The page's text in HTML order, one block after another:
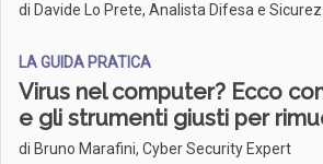
di Davide Lo Prete, Analista Difesa e
LA GUIDA PRATICA
Virus nel computer? Ecco
e gli strumenti giusti per
di Bruno Marafini, Cyber Security Expert